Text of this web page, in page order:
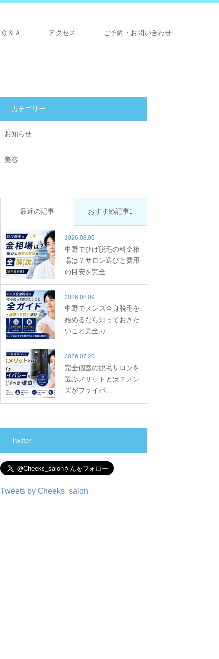
Ｑ＆Ａ アクセス ご予約・お問い合わせ
カテゴリー
お知らせ
美容
最近の記事 おすすめ記事1
2026.08.09
中野でひげ脱毛の料金相
場は？サロン選びと費用
の目安を完全…
2026.08.09
中野でメンズ全身脱毛を
始めるなら知っておきた
いこと完全ガ…
2026.07.20
完全個室の脱毛サロンを
選ぶメリットとは？メン
ズがプライバ…
Twitter
Tweets by Cheeks_salon